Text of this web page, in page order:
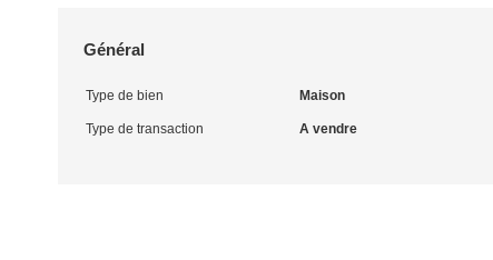
Général
Type de bien Maison
Type de transaction A vendre